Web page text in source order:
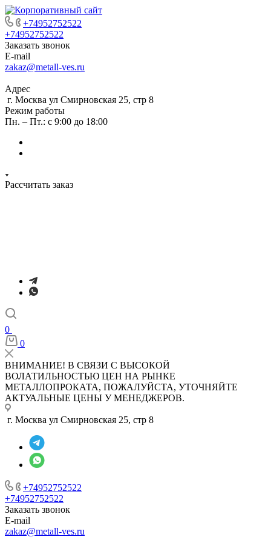
+74952752522
+74952752522
Заказать звонок
E-mail
zakaz@metall-ves.ru
Адрес
г. Москва ул Смирновская 25, стр 8
Режим работы
Пн. – Пт.: с 9:00 до 18:00
Рассчитать заказ
0
0
ВНИМАНИЕ! В СВЯЗИ С ВЫСОКОЙ
ВОЛАТИЛЬНОСТЬЮ ЦЕН НА РЫНКЕ
МЕТАЛЛОПРОКАТА, ПОЖАЛУЙСТА, УТОЧНЯЙТЕ
АКТУАЛЬНЫЕ ЦЕНЫ У МЕНЕДЖЕРОВ.
г. Москва ул Смирновская 25, стр 8
+74952752522
+74952752522
Заказать звонок
E-mail
zakaz@metall-ves.ru